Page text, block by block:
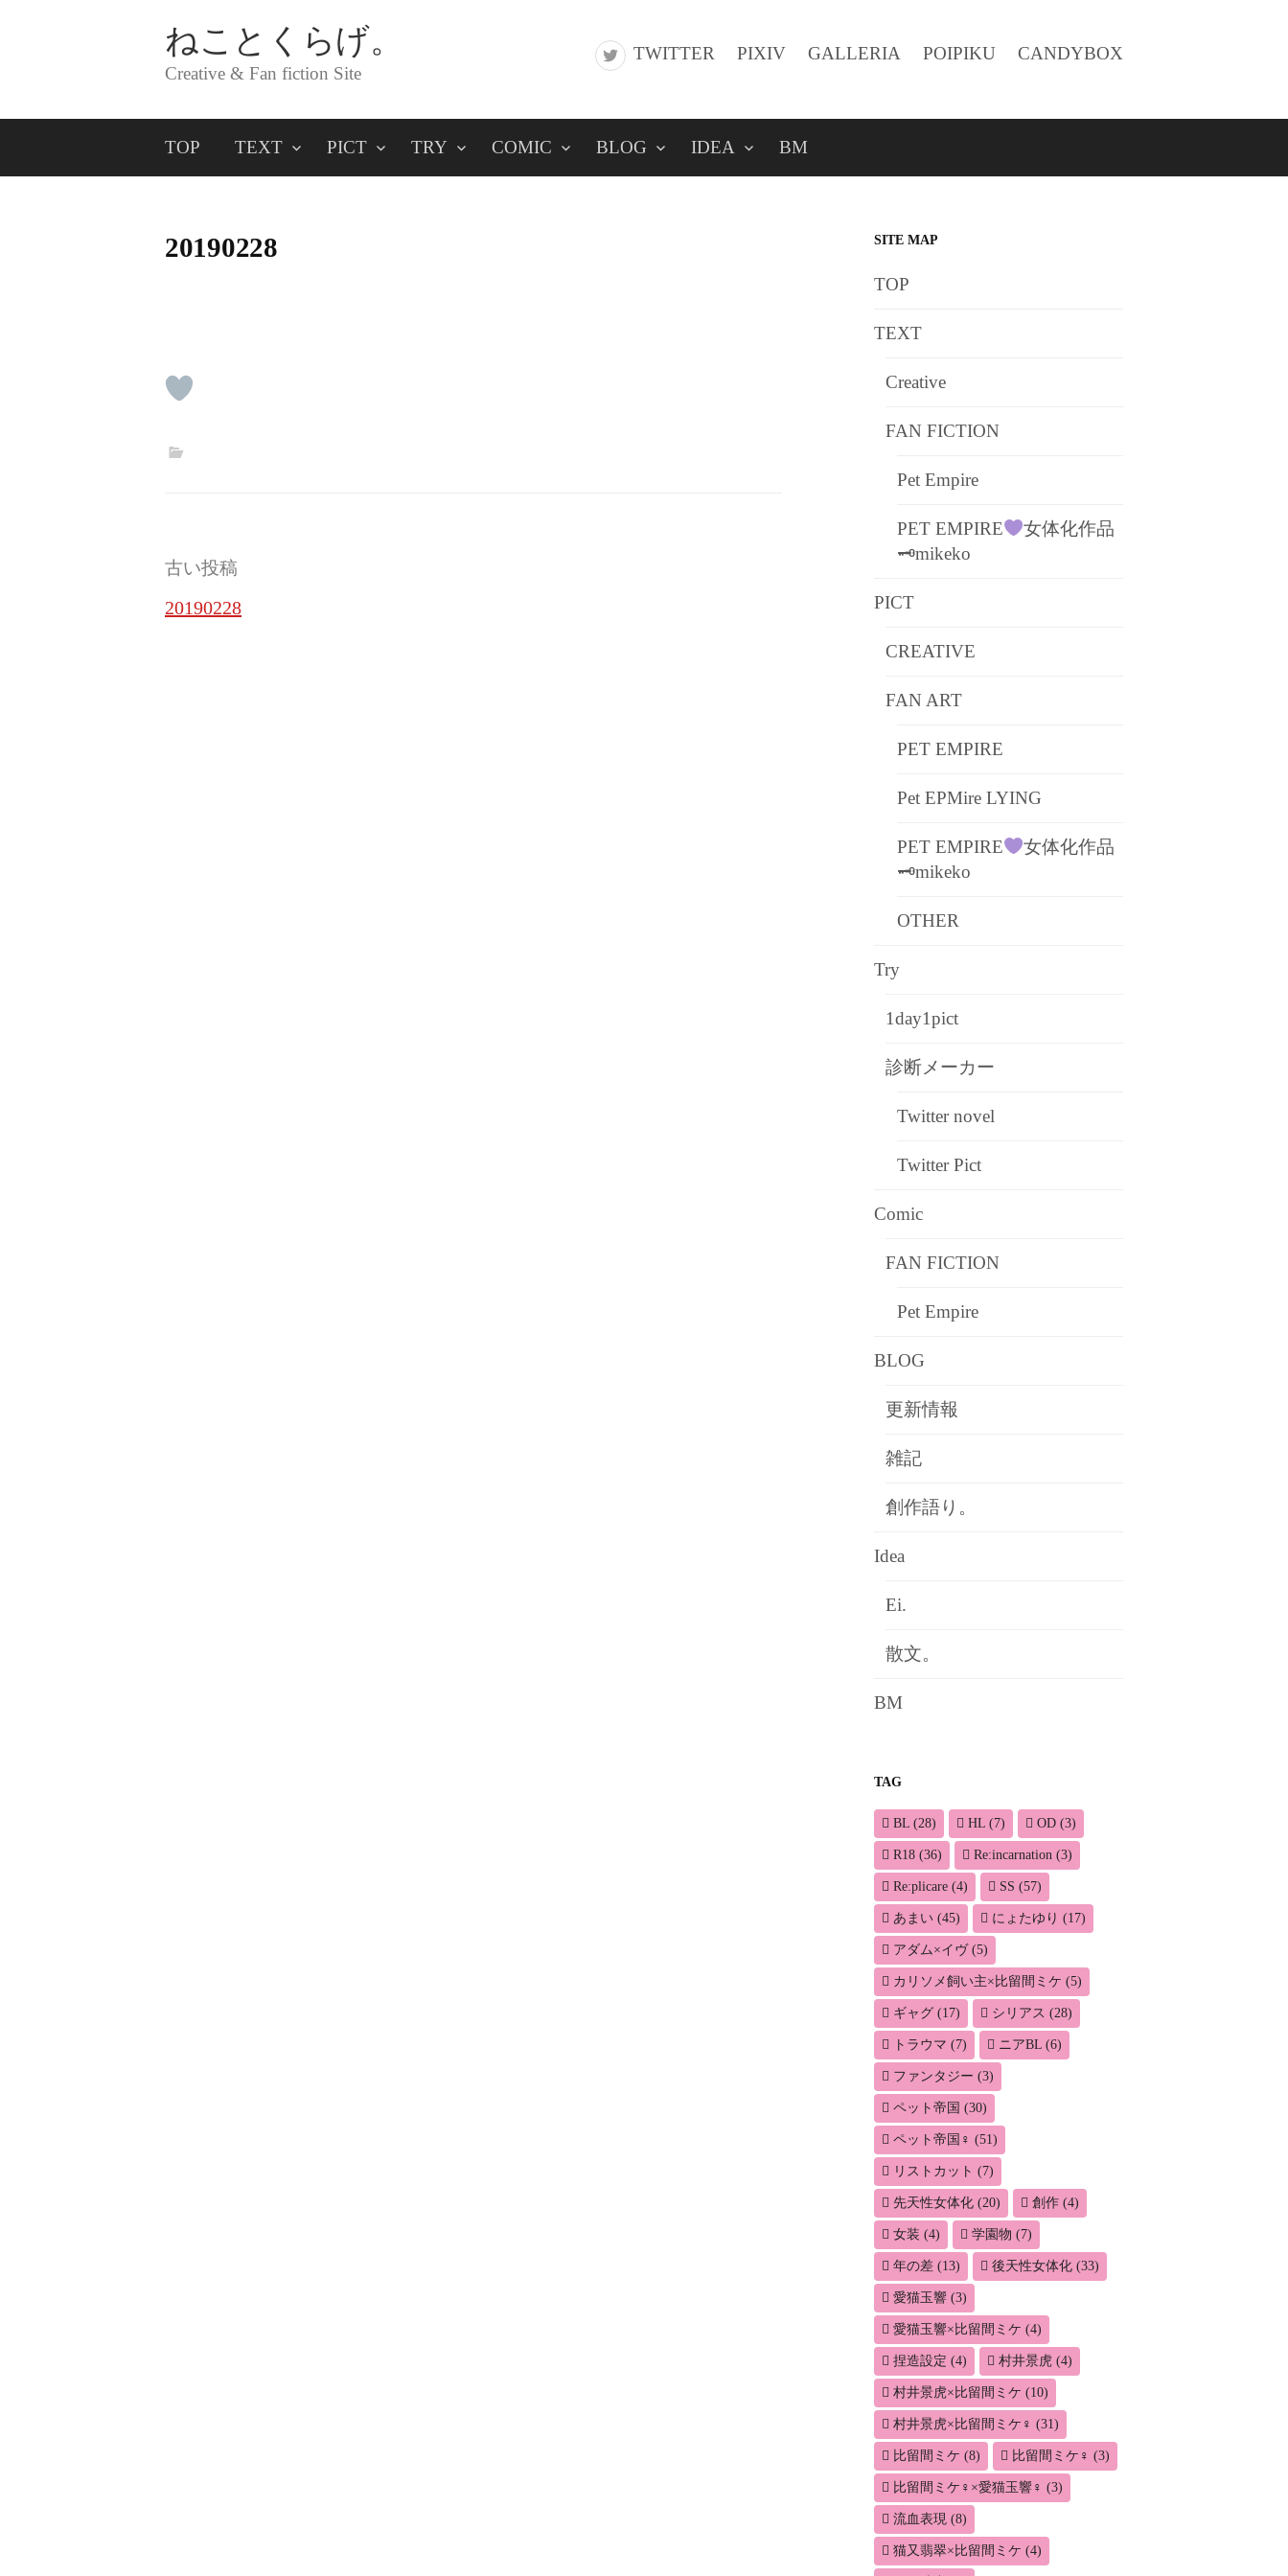
ン
ねことくらげ。
Creative & Fan fiction Site
TWITTER PIXIV GALLERIA POIPIKU CANDYBOX
TOP TEXT PICT TRY COMIC BLOG IDEA BM
20190228
投
稿
古い投稿
20190228
SITE MAP
TOP
TEXT
Creative
FAN FICTION
Pet Empire
PET EMPIRE
女体化作品
🗝mikeko
PICT
CREATIVE
FAN ART
PET EMPIRE
Pet EPMire LYING
PET EMPIRE
女体化作品
🗝mikeko
OTHER
Try
1day1pict
診断メーカー
Twitter novel
Twitter Pict
Comic
FAN FICTION
Pet Empire
BLOG
更新情報
雑記
創作語り。
Idea
Ei.
散文。
BM
TAG
BL (28) HL (7) OD (3)
R18 (36) Re:incarnation (3)
Re:plicare (4) SS (57)
あまい (45) にょたゆり (17)
アダム×イヴ(5)
カリソメ飼い主×比留間ミケ (5)
ギャグ (17) シリアス (28)
トラウマ (7) ニアBL (6)
ファンタジー (3)
ペット帝国 (30)
ペット帝国♀ (51)
リストカット (7)
先天性女体化 (20) 創作 (4)
女装 (4) 学園物 (7)
年の差 (13) 後天性女体化 (33)
愛猫玉響 (3)
愛猫玉響×比留間ミケ (4)
捏造設定 (4) 村井景虎 (4)
村井景虎×比留間ミケ (10)
村井景虎×比留間ミケ♀ (31)
比留間ミケ (8) 比留間ミケ♀ (3)
比留間ミケ♀×愛猫玉響♀ (3)
流血表現 (8)
猫又翡翠×比留間ミケ (4)